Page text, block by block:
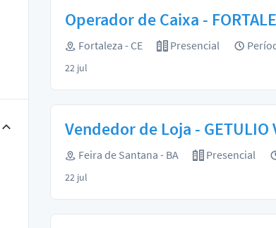
Operador de Caixa -
Fortaleza - CE Presencial
22 jul
Vendedor de Loja - GETULIO
Feira de Santana - BA Presencial
22 jul